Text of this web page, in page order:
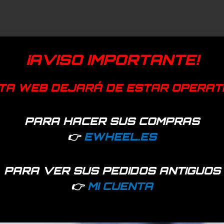
¡AVISO IMPORTANTE!
WEB DEJARÁ DE ESTAR
PARA HACER SUS COMPRAS
👉 EWHEEL.ES
PARA VER SUS PEDIDOS ANTIGUOS
👉 MI CUENTA